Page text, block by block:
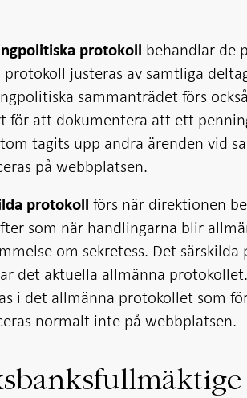
protokoll behandlar de
protokoll justeras av samtliga
sammanträdet förs
för att dokumentera att ett
tagits upp andra ärenden vid
på webbplatsen.
protokoll förs när direktionen
som när handlingarna blir
om sekretess. Det
det aktuella allmänna
i det allmänna protokollet som
normalt inte på webbplatsen.